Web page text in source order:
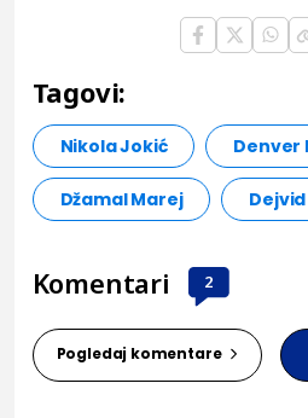
Tagovi:
Nikola Jokić Denver
Džamal Marej
Komentari 2
Pogledaj komentare